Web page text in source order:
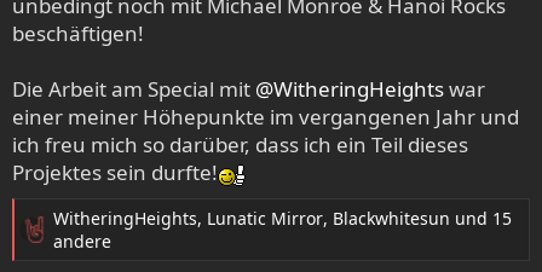
beschäftigen!
Die Arbeit am Special mit @WitheringHeightswar
einer meiner Höhepunkte im vergangenen Jahr und
ich freu mich so darüber, dass ich ein Teil dieses
Projektes sein durfte!
R
WitheringHeights, Lunatic Mirror, Blackwhitesun und 15
andere